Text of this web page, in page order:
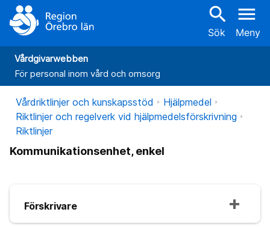
search
Sök
menu
Meny
Vårdgivarwebben
För personal inom vård och omsorg
Vårdriktlinjer och kunskapsstöd
Hjälpmedel
Riktlinjer och regelverk vid hjälpmedelsförskrivning
Riktlinjer
Kommunikationsenhet, enkel
Förskrivare